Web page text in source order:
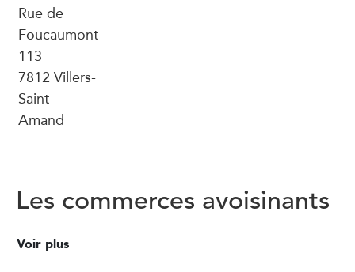
Rue de
Foucaumont
113
7812 Villers-
Saint-
Amand
Les commerces avoisinants
Voir plus